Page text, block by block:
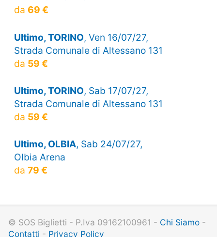
da 69 €
Ultimo, TORINO, Ven 16/07/27,
Strada Comunale di Altessano 131
da 59 €
Ultimo, TORINO, Sab 17/07/27,
Strada Comunale di Altessano 131
da 59 €
Ultimo, OLBIA, Sab 24/07/27,
Olbia Arena
da 79 €
© SOS Biglietti - P.Iva 09162100961 - Chi Siamo -
Contatti - Privacy Policy